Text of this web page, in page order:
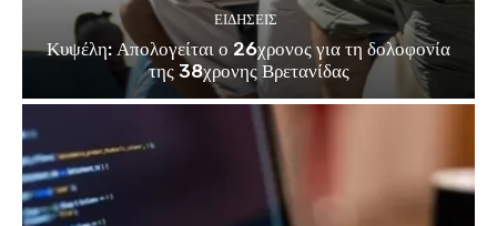
ΕΙΔΗΣΕΙΣ
Κυψέλη: Απολογείται ο 26χρονος για τη δολοφονία
της 38χρονης Βρετανίδας